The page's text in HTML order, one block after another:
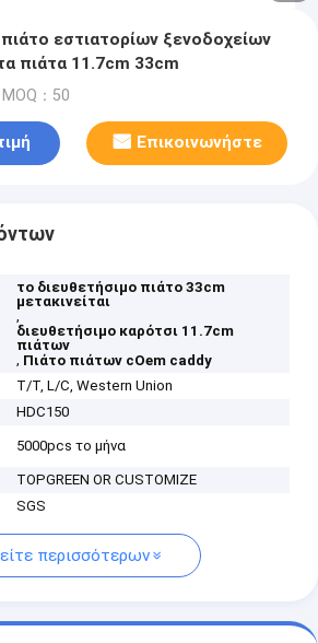
εστιατορίων ξενοδοχείων
πιάτα 11.7cm 33cm
MOQ：50
Επικοινωνήστε
το διευθετήσιμο πιάτο 33cm
μετακινείται
,
διευθετήσιμο καρότσι 11.7cm
πιάτων
, Πιάτο πιάτων cOem caddy
T/T, L/C, Western Union
HDC150
5000pcs το μήνα
TOPGREEN OR CUSTOMIZE
SGS
περισσότερων